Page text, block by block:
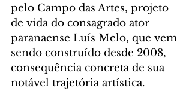
pelo Campo das Artes, projeto
de vida do consagrado ator
paranaense Luís Melo, que vem
sendo construído desde 2008,
consequência concreta de sua
notável trajetória artística.